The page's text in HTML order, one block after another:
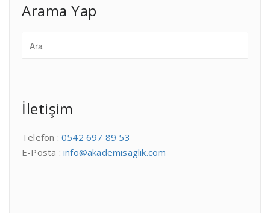
Arama Yap
İletişim
Telefon : 0542 697 89 53
E-Posta : info@akademisaglik.com